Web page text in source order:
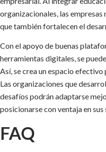
organizacionales, las
que también fortalecen el
Con el apoyo de buenas
herramientas digitales, se
Así, se crea un espacio
Las organizaciones que
desafíos podrán adaptarse
posicionarse con ventaja en sus
FAQ